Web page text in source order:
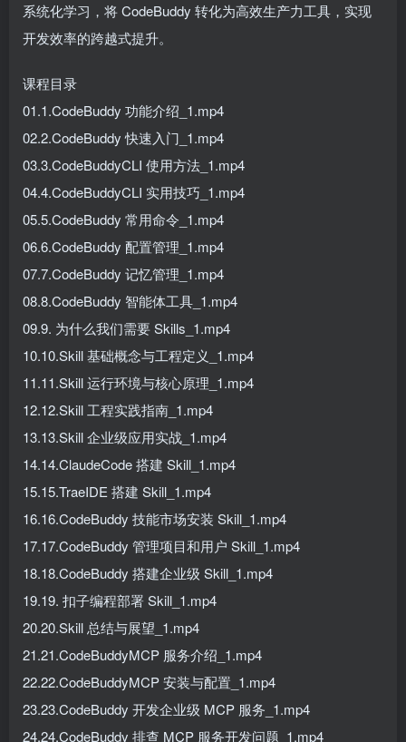
系统化学习，将 CodeBuddy 转化为高效生产力工具，实现
开发效率的跨越式提升。
课程目录
01.1.CodeBuddy 功能介绍_1.mp4
02.2.CodeBuddy 快速入门_1.mp4
03.3.CodeBuddyCLI 使用方法_1.mp4
04.4.CodeBuddyCLI 实用技巧_1.mp4
05.5.CodeBuddy 常用命令_1.mp4
06.6.CodeBuddy 配置管理_1.mp4
07.7.CodeBuddy 记忆管理_1.mp4
08.8.CodeBuddy 智能体工具_1.mp4
09.9. 为什么我们需要 Skills_1.mp4
10.10.Skill 基础概念与工程定义_1.mp4
11.11.Skill 运行环境与核心原理_1.mp4
12.12.Skill 工程实践指南_1.mp4
13.13.Skill 企业级应用实战_1.mp4
14.14.ClaudeCode 搭建 Skill_1.mp4
15.15.TraeIDE 搭建 Skill_1.mp4
16.16.CodeBuddy 技能市场安装 Skill_1.mp4
17.17.CodeBuddy 管理项目和用户 Skill_1.mp4
18.18.CodeBuddy 搭建企业级 Skill_1.mp4
19.19. 扣子编程部署 Skill_1.mp4
20.20.Skill 总结与展望_1.mp4
21.21.CodeBuddyMCP 服务介绍_1.mp4
22.22.CodeBuddyMCP 安装与配置_1.mp4
23.23.CodeBuddy 开发企业级 MCP 服务_1.mp4
24.24.CodeBuddy 排查 MCP 服务开发问题_1.mp4